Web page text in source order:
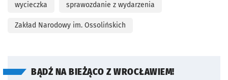
wycieczka sprawozdanie z wydarzenia
Zakład Narodowy im. Ossolińskich
BĄDŹ NA BIEŻĄCO Z WROCŁAWIEM!